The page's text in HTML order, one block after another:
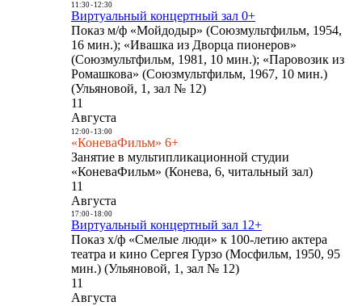
11:30- 12:30
Виртуальный концертный зал 0+
Показ м/ф «Мойдодыр» (Союзмультфильм, 1954,
16 мин.); «Ивашка из Дворца пионеров»
(Союзмультфильм, 1981, 10 мин.); «Паровозик из
Ромашкова» (Союзмультфильм, 1967, 10 мин.)
(Ульяновой, 1, зал № 12)
11
Августа
12:00- 13:00
«КоневаФильм» 6+
Занятие в мультипликационной студии
«КоневаФильм» (Конева, 6, читальный зал)
11
Августа
17:00- 18:00
Виртуальный концертный зал 12+
Показ х/ф «Смелые люди» к 100-летию актера
театра и кино Сергея Гурзо (Мосфильм, 1950, 95
мин.) (Ульяновой, 1, зал № 12)
11
Августа